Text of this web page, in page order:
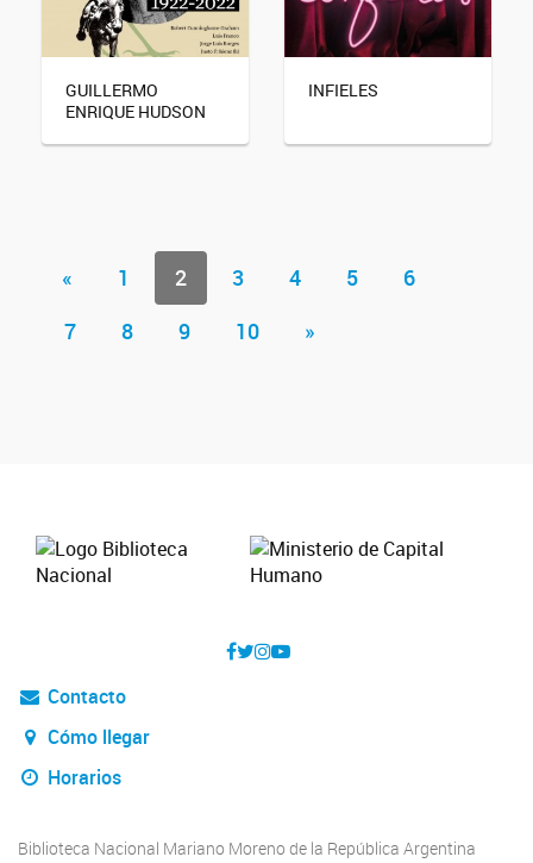
GUILLERMO
ENRIQUE HUDSON
INFIELES
« 1 2 3 4 5
6
7
8 9 10 »
Contacto
Cómo llegar
Horarios
Biblioteca Nacional Mariano Moreno de la República Argentina